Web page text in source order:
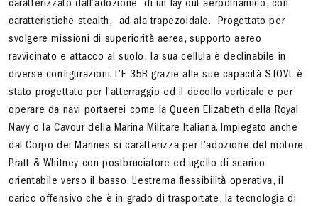
caratterizzato dall’adozione di un lay out aerodinamico, con
caratteristiche stealth, ad ala trapezoidale. Progettato per
svolgere missioni di superiorità aerea, supporto aereo
ravvicinato e attacco al suolo, la sua cellula è declinabile in
diverse configurazioni. L’F-35B grazie alle sue capacità STOVL è
stato progettato per l’atterraggio ed il decollo verticale e per
operare da navi portaerei come la Queen Elizabeth della Royal
Navy o la Cavour della Marina Militare Italiana. Impiegato anche
dal Corpo dei Marines si caratterizza per l’adozione del motore
Pratt & Whitney con postbruciatore ed ugello di scarico
orientabile verso il basso. L’estrema flessibilità operativa, il
carico offensivo che è in grado di trasportate, la tecnologia di